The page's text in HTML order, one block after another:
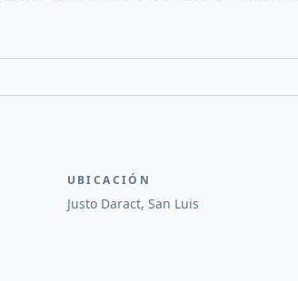
UBICACIÓN
Justo Daract, San Luis